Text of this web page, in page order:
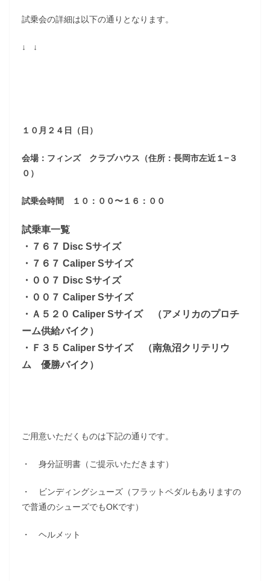
試乗会の詳細は以下の通りとなります。
↓ ↓
１０月２４日（日）
会場：フィンズ クラブハウス（住所：長岡市左近１−３
０）
試乗会時間 １０：００〜１６：００
試乗車一覧
・７６７ Disc Sサイズ
・７６７ Caliper Sサイズ
・００７ Disc Sサイズ
・００７ Caliper Sサイズ
・Ａ５２０ Caliper Sサイズ （アメリカのプロチ
ーム供給バイク）
・Ｆ３５ Caliper Sサイズ （南魚沼クリテリウ
ム 優勝バイク）
ご用意いただくものは下記の通りです。
・ 身分証明書（ご提示いただきます）
・ ビンディングシューズ（フラットペダルもありますの
で普通のシューズでもOKです）
・ ヘルメット